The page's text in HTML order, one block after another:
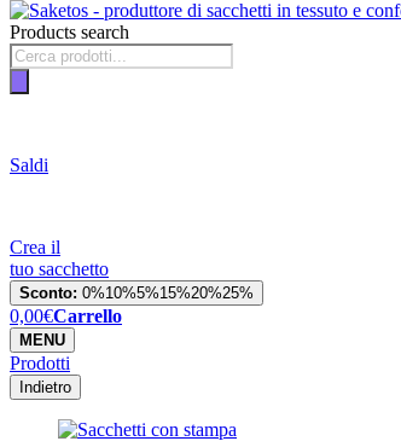
Products search
Saldi
Crea il
tuo sacchetto
Sconto: 0%10%5%15%20%25%
0,00€Carrello
MENU
Prodotti
Indietro